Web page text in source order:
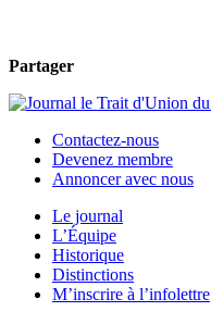
Partager
Contactez-nous
Devenez membre
Annoncer avec nous
Le journal
L’Équipe
Historique
Distinctions
M’inscrire à l’infolettre